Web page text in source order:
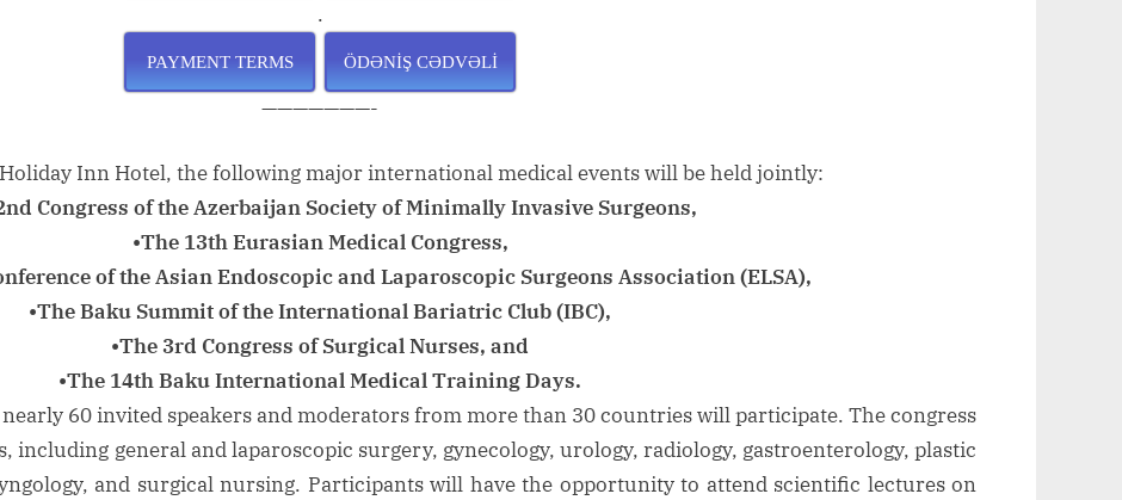
Toggle
sub-
sub-
menu
Toggle
sub-
menu
.
PAYMENT TERMS ÖDƏNİŞ CƏDVƏLİ
———————-
Inn Hotel, the following major international medical events will be held jointly:
Congress of the Azerbaijan Society of Minimally Invasive Surgeons,
•The 13th Eurasian Medical Congress,
of the Asian Endoscopic and Laparoscopic Surgeons Association (ELSA),
•The Baku Summit of the International Bariatric Club (IBC),
•The 3rd Congress of Surgical Nurses, and
•The 14th Baku International Medical Training Days.
60 invited speakers and moderators from more than 30 countries will participate. The congress
including general and laparoscopic surgery, gynecology, urology, radiology, gastroenterology, plastic
and surgical nursing. Participants will have the opportunity to attend scientific lectures on